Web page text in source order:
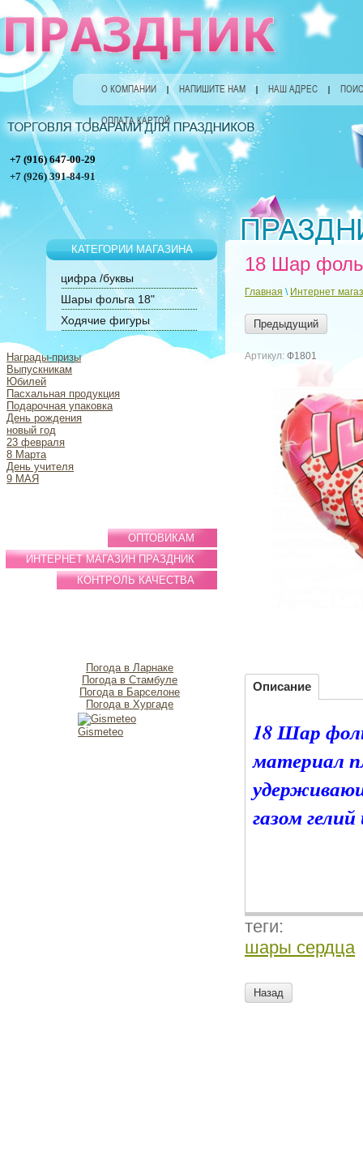
+7 (916) 647-00-29
+7 (926) 391-84-91
О КОМПАНИИ НАПИШИТЕ НАМ НАШ АДРЕС
ОПЛАТА КАРТОЙ
18 Шар
Главная \ Интернет
Предыдущий
Артикул: Ф1801
Описание
18 Шар
материал
газом
теги:
шары сердца
Назад
КАТЕГОРИИ МАГАЗИНА
цифра /буквы
Шары фольга 18"
Ходячие фигуры
Награды-призы
Выпускникам
Юбилей
Пасхальная продукция
Подарочная упаковка
День рождения
новый год
23 февраля
8 Марта
День учителя
9 МАЯ
ОПТОВИКАМ
ИНТЕРНЕТ МАГАЗИН ПРАЗДНИК
КОНТРОЛЬ КАЧЕСТВА
Погода в Ларнаке
Погода в Стамбуле
Погода в Барселоне
Погода в Хургаде
Gismeteo